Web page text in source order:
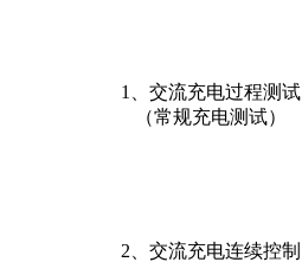
1、交流充电过程测试
（常规充电测试）
2、交流充电连续控制